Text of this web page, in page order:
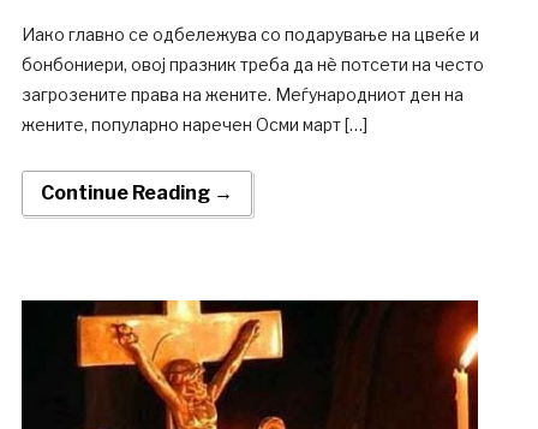
Иако главно се одбележува со подарување на цвеќе и
бонбониери, овој празник треба да нè потсети на често
загрозените права на жените. Меѓународниот ден на
жените, популарно наречен Осми март […]
Continue Reading →